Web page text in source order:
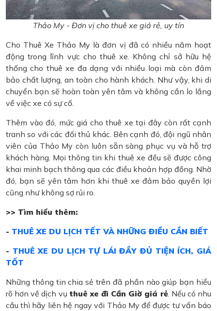
Thảo My - Đơn vị cho thuê xe giá rẻ, uy tín
Cho Thuê Xe Thảo My là đơn vị đã có nhiều năm hoạt
động trong lĩnh vực cho thuê xe. Không chỉ sở hữu hệ
thống cho thuê xe đa dạng với nhiều loại mà còn đảm
bảo chất lượng, an toàn cho hành khách. Như vậy, khi di
chuyển bạn sẽ hoàn toàn yên tâm và không cần lo lắng
về việc xe có sự cố.
Thêm vào đó, mức giá cho thuê xe tại đây còn rất cạnh
tranh so với các đối thủ khác. Bên cạnh đó, đội ngũ nhân
viên của Thảo My còn luôn sẵn sàng phục vụ và hỗ trợ
khách hàng. Mọi thông tin khi thuê xe đều sẽ được công
khai minh bạch thông qua các điều khoản hợp đồng. Nhờ
đó, bạn sẽ yên tâm hơn khi thuê xe đảm bảo quyền lợi
cũng như không sợ rủi ro.
>> Tìm hiểu thêm:
- THUÊ XE DU LỊCH TẾT VÀ NHỮNG ĐIỀU CẦN BIẾT
- THUÊ XE DU LỊCH TỰ LÁI ĐẦY ĐỦ TIỆN ÍCH, GIÁ
TỐT
Những thông tin chia sẻ trên đã phần nào giúp bạn hiểu
rõ hơn về dịch vụ thuê xe đi Cần Giờ giá rẻ. Nếu có nhu
cầu thì hãy liên hệ ngay với Thảo My để được tư vấn báo